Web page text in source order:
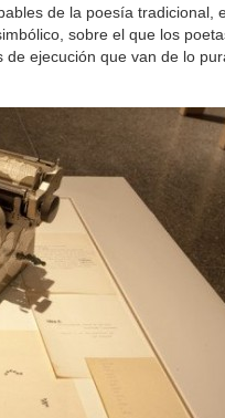
de la poesía tradicional,
sobre el que los
de ejecución que van de lo